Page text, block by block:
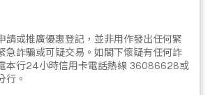
請或推廣優惠登記，並非用作發出任何緊
急詐騙或可疑交易。如閣下懷疑有任何詐
本行24小時信用卡電話熱線 36086628或
行。